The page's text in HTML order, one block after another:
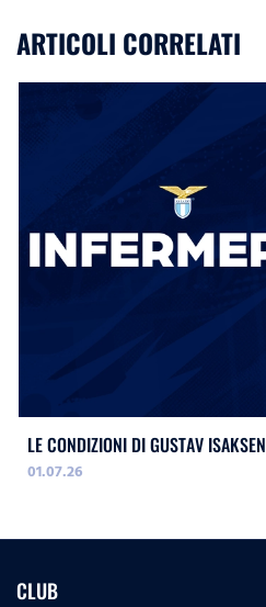
ARTICOLI CORRELATI
LE CONDIZIONI DI GUSTAV ISAKSEN
01.07.26
CLUB